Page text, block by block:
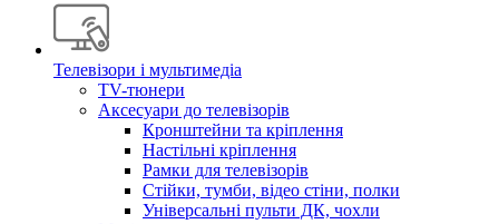
Телевізори і мультимедіа
TV-тюнери
Аксесуари до телевізорів
Кронштейни та кріплення
Настільні кріплення
Рамки для телевізорів
Стійки, тумби, відео стіни, полки
Універсальні пульти ДК, чохли